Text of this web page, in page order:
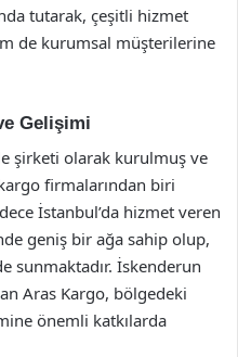
tutarak, çeşitli hizmet
de kurumsal müşterilerine
Gelişimi
şirketi olarak kurulmuş ve
firmalarından biri
İstanbul’da hizmet veren
geniş bir ağa sahip olup,
sunmaktadır. İskenderun
Aras Kargo, bölgedeki
önemli katkılarda